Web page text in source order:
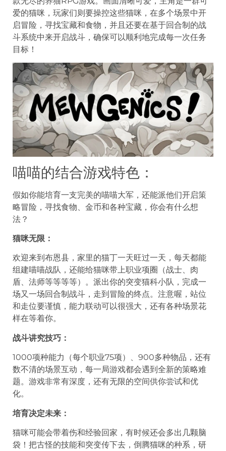
爱的猫咪，玩家们则要操控这些猫咪，在多个场景中开
启冒险，寻找宝藏和食物，并且还要在基于回合制的战
斗系统中来开启战斗，确保可以顺利地完成每一次任务
目标！
喵喵的结合游戏特色：
假如你能培育一支完美的喵喵大军，还能派他们开启策
略冒险，寻找食物、金币和各种宝藏，你会有什么想
法？
猫咪无限：
欢迎来到布恩县，家里的猫丁一天旺过一天，每天都能
组建喵喵战队，还能给猫咪带上职业项圈（战士、肉
盾、法师等等等等）。派出你的突变猫科小队，完成一
场又一场回合制战斗，走到冒险的终点。注意喔，站位
和走位要谨慎，能力联动可以很强大，还有各种场景花
样在等着你。
战斗讲究技巧：
1000项种能力（每个职业75项）、900多种物品，还有
数不清的场景互动，每一局游戏都会遇到全新的策略难
题。游戏非常有深度，还有无限的空间供你尝试和优
化。
培育决定未来：
猫咪可能会带着伤和经验回家，有时候还会多出几颗脑
袋！把古怪的技能和突变传下去，倒腾猫咪的种系，研